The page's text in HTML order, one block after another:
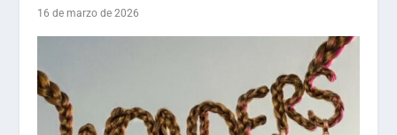
16 de marzo de 2026